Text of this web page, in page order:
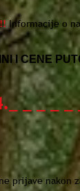
Informacije o
I CENE
_ _ _ _
prijave nakon